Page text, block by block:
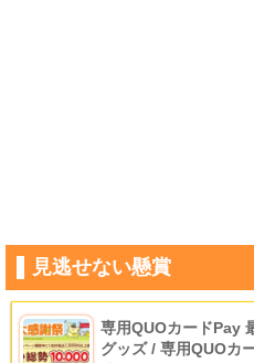
見逃せない懸賞
専用QUOカードPay
グッズ / 専用QUOカ